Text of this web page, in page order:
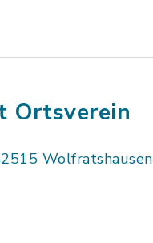
Ortsverein
Wolfratshausen